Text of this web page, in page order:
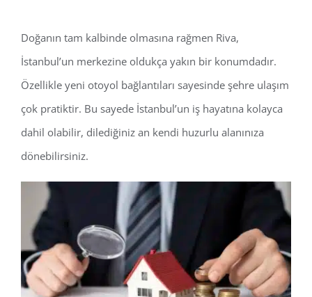
Doğanın tam kalbinde olmasına rağmen Riva,
İstanbul’un merkezine oldukça yakın bir konumdadır.
Özellikle yeni otoyol bağlantıları sayesinde şehre ulaşım
çok pratiktir. Bu sayede İstanbul’un iş hayatına kolayca
dahil olabilir, dilediğiniz an kendi huzurlu alanınıza
dönebilirsiniz.